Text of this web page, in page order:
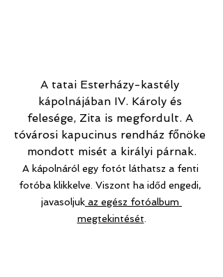
A tatai Esterházy-kastély
kápolnájában IV. Károly és
felesége, Zita is megfordult. A
tóvárosi kapucinus rendház főnöke
mondott misét a királyi párnak.
A kápolnáról egy fotót láthatsz a fenti
fotóba klikkelve. Viszont ha időd engedi,
javasoljuk az egész fotóalbum
megtekintését